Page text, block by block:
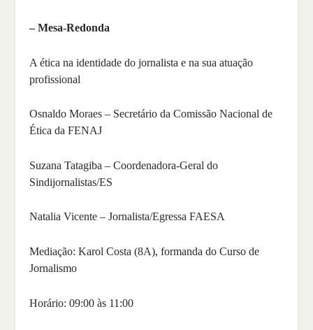
– Mesa-Redonda
A ética na identidade do jornalista e na sua atuação
profissional
Osnaldo Moraes – Secretário da Comissão Nacional de
Ética da FENAJ
Suzana Tatagiba – Coordenadora-Geral do
Sindijornalistas/ES
Natalia Vicente – Jornalista/Egressa FAESA
Mediação: Karol Costa (8A), formanda do Curso de
Jornalismo
Horário: 09:00 às 11:00